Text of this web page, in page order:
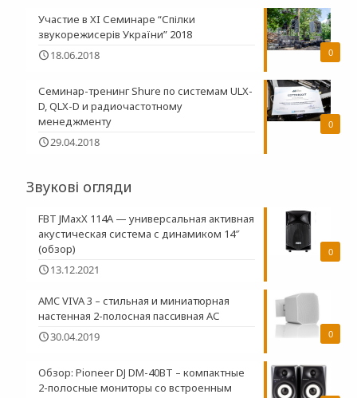
0
Участие в XI Семинаре “Спілки
звукорежисерів України” 2018
18.06.2018
0
Семинар-тренинг Shure по системам ULX-
D, QLX-D и радиочастотному
менеджменту
29.04.2018
Звукові огляди
0
FBT JMaxX 114A — универсальная активная
акустическая система с динамиком 14″
(обзор)
13.12.2021
0
AMC VIVA 3 – стильная и миниатюрная
настенная 2-полосная пасcивная АС
30.04.2019
Обзор: Pioneer DJ DM-40BT – компактные
2-полосные мониторы со встроенным